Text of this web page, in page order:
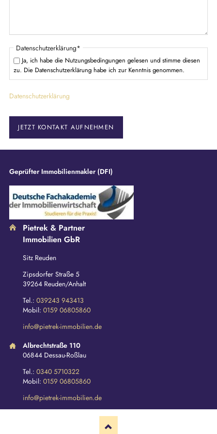
P
f
l
h
f
e
Datenschutzerklärung*
Ja, ich habe die Nutzungsbedingungen gelesen und stimme diesen
zu. Die Datenschutzerklärung habe ich zur Kenntnis genommen.
Datenschutzerklärung
JETZT KONTAKT AUFNEHMEN
Geprüfter Immobilienmakler (DFI)
Pietrek & Partner
Immobilien GbR
Sitz Reuden
Zipsdorfer Straße 5
39264 Reuden/Anhalt
Tel.: 039243 943413
Mobil: 0159 06805860
info@pietrek-immobilien.de
Albrechtstraße 110
06844 Dessau-Roßlau
Tel.: 0340 5710322
Mobil: 0159 06805860
info@pietrek-immobilien.de